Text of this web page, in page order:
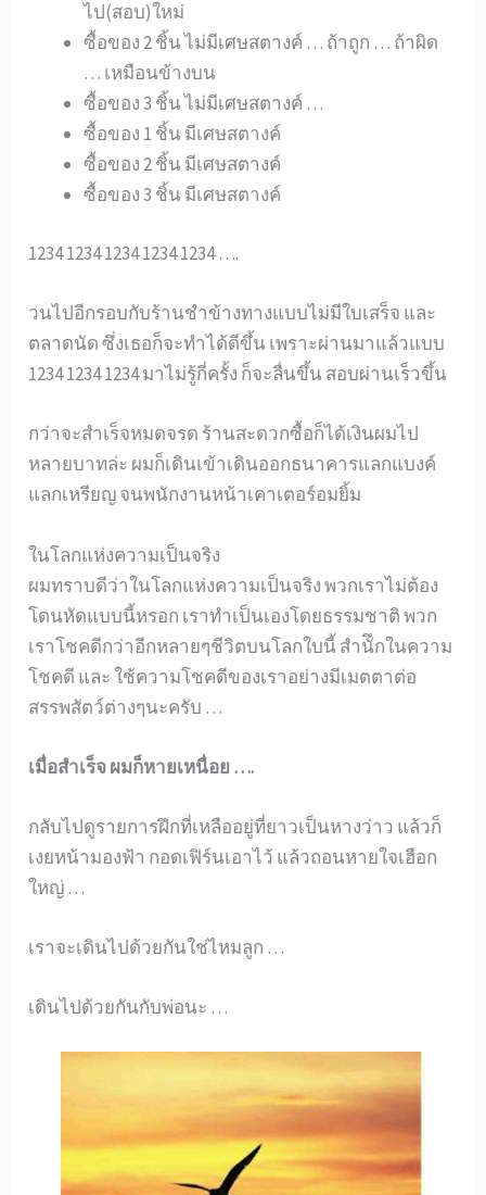
ไป(สอบ)ใหม่
ซื้อของ 2 ชิ้น ไม่มีเศษสตางค์ … ถ้าถูก … ถ้าผิด
… เหมือนข้างบน
ซื้อของ 3 ชิ้น ไม่มีเศษสตางค์ …
ซื้อของ 1 ชิ้น มีเศษสตางค์
ซื้อของ 2 ชิ้น มีเศษสตางค์
ซื้อของ 3 ชิ้น มีเศษสตางค์
1234 1234 1234 1234 1234 ….
วนไปอีกรอบกับร้านชำข้างทางแบบไม่มีใบเสร็จ และ
ตลาดนัด ซึ่งเธอก็จะทำได้ดีขึ้น เพราะผ่านมาแล้วแบบ
1234 1234 1234 มาไม่รู้กี่ครั้ง ก็จะลื่นขึ้น สอบผ่านเร็วขึ้น
กว่าจะสำเร็จหมดจรด ร้านสะดวกซื้อก็ได้เงินผมไป
หลายบาทล่ะ ผมก็เดินเข้าเดินออกธนาคารแลกแบงค์
แลกเหรียญ จนพนักงานหน้าเคาเตอร์อมยิ้ม
ในโลกแห่งความเป็นจริง
ผมทราบดีว่าในโลกแห่งความเป็นจริง พวกเราไม่ต้อง
โดนหัดแบบนี้หรอก เราทำเป็นเองโดยธรรมชาติ พวก
เราโชคดีกว่าอีกหลายๆชีวิตบนโลกใบนี้ สำนัึกในความ
โชคดี และ ใช้ความโชคดีของเราอย่างมีเมตตาต่อ
สรรพสัตว์ต่างๆนะครับ …
เมื่อสำเร็จ ผมก็หายเหนื่อย ….
กลับไปดูรายการฝึกที่เหลืออยู่ที่ยาวเป็นหางว่าว แล้วก็
เงยหน้ามองฟ้า กอดเฟิร์นเอาไว้ แล้วถอนหายใจเฮือก
ใหญ่ …
เราจะเดินไปด้วยกันใช่ไหมลูก …
เดินไปด้วยกันกับพ่อนะ …